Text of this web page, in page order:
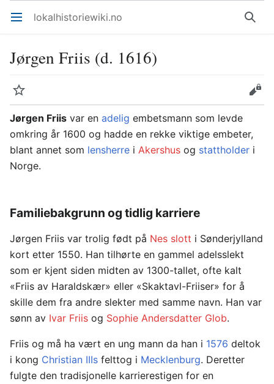
Åpne hovedmenyen lokalhistoriewiki.no Søk
Jørgen Friis (d. 1616)
Overvåk
Rediger
Jørgen Friis var en adelig embetsmann som levde
omkring år 1600 og hadde en rekke viktige embeter,
blant annet som lensherre i Akershus og stattholder i
Norge.
Familiebakgrunn og tidlig karriere
Jørgen Friis var trolig født på Nes slott i Sønderjylland
kort etter 1550. Han tilhørte en gammel adelsslekt
som er kjent siden midten av 1300-tallet, ofte kalt
«Friis av Haraldskær» eller «Skaktavl-Friiser» for å
skille dem fra andre slekter med samme navn. Han var
sønn av Ivar Friis og Sophie Andersdatter Glob.
Friis og må ha vært en ung mann da han i 1576 deltok
i kong Christian IIIs felttog i Mecklenburg. Deretter
fulgte den tradisjonelle karrierestigen for en